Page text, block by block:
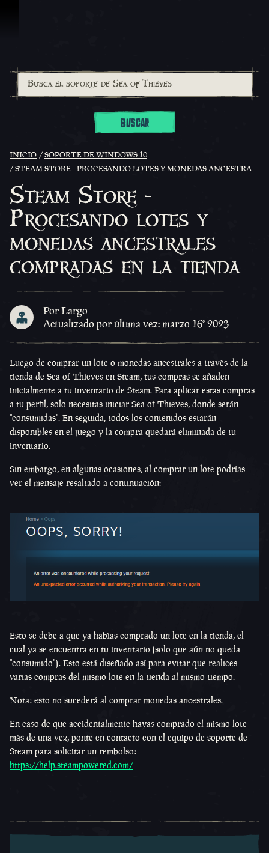
BUSCAR
INICIO
SOPORTE DE WINDOWS 10
STEAM STORE - PROCESANDO LOTES Y MONEDAS ANCESTRALES COMPRADAS EN LA TIENDA
Steam Store -
Procesando lotes y
monedas ancestrales
compradas en la tienda
Por Largo
Actualizado por última vez: marzo 16º 2023
Luego de comprar un lote o monedas ancestrales a través de la
tienda de Sea of Thieves en Steam, tus compras se añaden
inicialmente a tu inventario de Steam. Para aplicar estas compras
a tu perfil, solo necesitas iniciar Sea of Thieves, donde serán
''consumidas''. En seguida, todos los contenidos estarán
disponibles en el juego y la compra quedará eliminada de tu
inventario.
Sin embargo, en algunas ocasiones, al comprar un lote podrías
ver el mensaje resaltado a continuación:
Esto se debe a que ya habías comprado un lote en la tienda, el
cual ya se encuentra en tu inventario (solo que aún no queda
''consumido''). Esto está diseñado así para evitar que realices
varias compras del mismo lote en la tienda al mismo tiempo.
Nota: esto no sucederá al comprar monedas ancestrales.
En caso de que accidentalmente hayas comprado el mismo lote
más de una vez, ponte en contacto con el equipo de soporte de
Steam para solicitar un rembolso:
https://help.steampowered.com/